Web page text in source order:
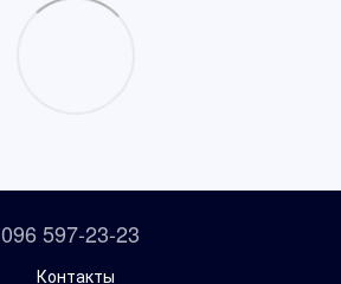
096 597-23-23
Контакты